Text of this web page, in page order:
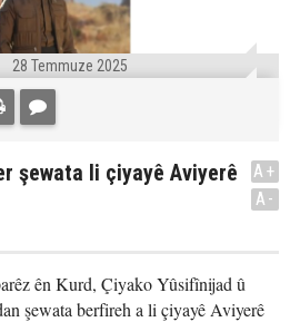
28 Temmuze 2025
şewata li çiyayê Aviyerê
A+
A-
ên Kurd, Çiyako Yûsifînijad û
şewata berfireh a li çiyayê Aviyerê